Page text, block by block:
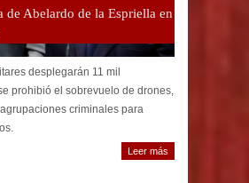
de Abelardo de la Espriella en
desplegarán 11 mil
prohibió el sobrevuelo de drones,
criminales para
Leer más